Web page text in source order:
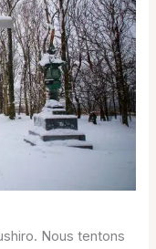
Nous tentons